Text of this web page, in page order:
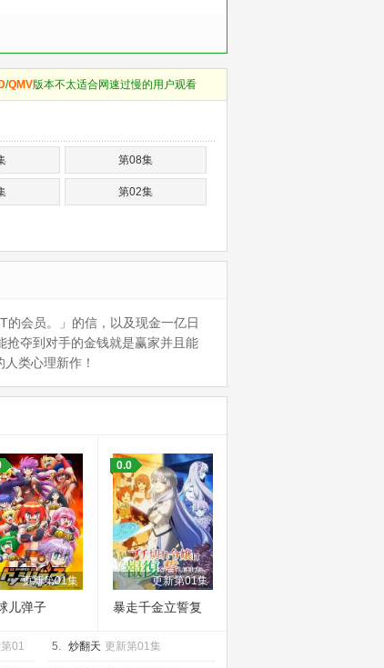
/QMV版本不太适合网速过慢的用户观看
第08集
第02集
会员。」的信，以及现金一亿日
夺到对手的金钱就是赢家并且能
类心理新作！
更新第01集
儿弹子
更新第01集
0.0
暴走千金立誓复
之力碾碎祖国～
01 5. 炒翻天 更新第01集